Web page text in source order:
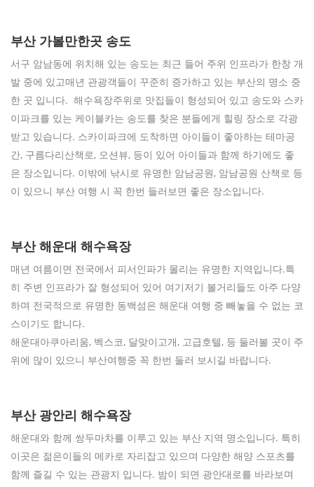
부산 가볼만한곳 송도
서구 암남동에 위치해 있는 송도는 최근 들어 주위 인프라가 한창 개
발 중에 있고매년 관광객들이 꾸준히 증가하고 있는 부산의 명소 중
한 곳 입니다. 해수욕장주위로 맛집들이 형성되어 있고 송도와 스카
이파크를 있는 케이블카는 송도를 찾은 분들에게 힐링 장소로 각광
받고 있습니다. 스카이파크에 도착하면 아이들이 좋아하는 테마공
간, 구름다리산책로, 오션뷰, 등이 있어 아이들과 함께 하기에도 좋
은 장소입니다. 이밖에 낚시로 유명한 암남공원, 암남공원 산책로 등
이 있으니 부산 여행 시 꼭 한번 들러보면 좋은 장소입니다.
부산 해운대 해수욕장
매년 여름이면 전국에서 피서인파가 몰리는 유명한 지역입니다.특
히 주변 인프라가 잘 형성되어 있어 여기저기 볼거리들도 아주 다양
하며 전국적으로 유명한 동백섬은 해운대 여행 중 빼놓을 수 없는 코
스이기도 합니다.
해운대아쿠아리움, 벡스코, 달맞이고개, 고급호텔, 등 둘러볼 곳이 주
위에 많이 있으니 부산여행중 꼭 한번 둘러 보시길 바랍니다.
부산 광안리 해수욕장
해운대와 함께 쌍두마차를 이루고 있는 부산 지역 명소입니다. 특히
이곳은 젊은이들의 메카로 자리잡고 있으며 다양한 해양 스포츠를
함께 즐길 수 있는 관광지 입니다. 밤이 되면 광안대로를 바라보며